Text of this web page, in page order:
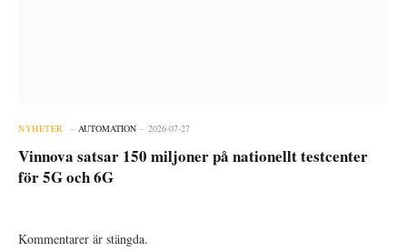
NYHETER AUTOMATION 2026-07-27
Vinnova satsar 150 miljoner på nationellt testcenter
för 5G och 6G
Kommentarer är stängda.